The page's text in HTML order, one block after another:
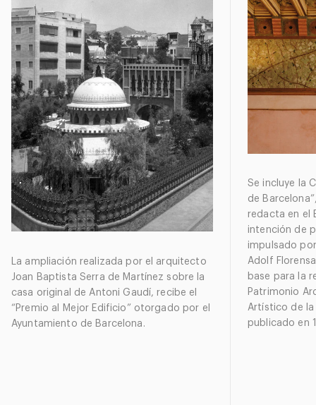
La ampliación realizada por el arquitecto
Joan Baptista Serra de Martínez sobre la
casa original de Antoni Gaudí, recibe el
“Premio al Mejor Edificio” otorgado por el
Ayuntamiento de Barcelona.
Se incluye la
de
redacta en el
intención de
impulsado
Adolf
base para la
Patrimonio
Artístico de la
publicado en